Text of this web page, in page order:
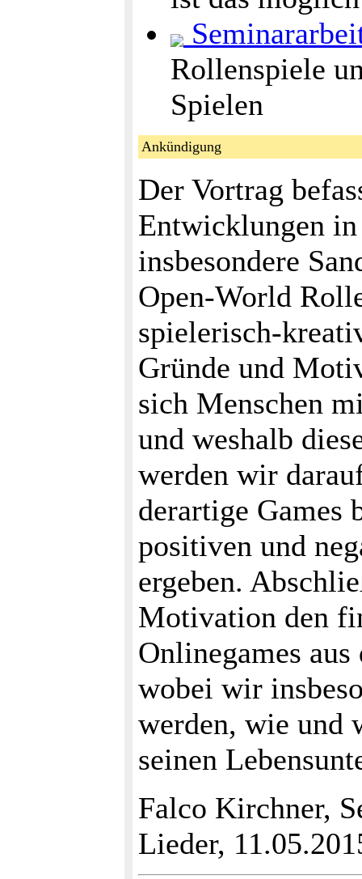
Rollenspiele
Spielen
Ankündigung
Der Vortrag
Entwicklungen in
insbesondere
Open-World
spielerisch-
Gründe und
sich Menschen
und weshalb
werden wir
derartige Games
positiven und
ergeben.
Motivation den
Onlinegames
wobei wir
werden, wie und
seinen
Falco Kirchner,
Lieder,